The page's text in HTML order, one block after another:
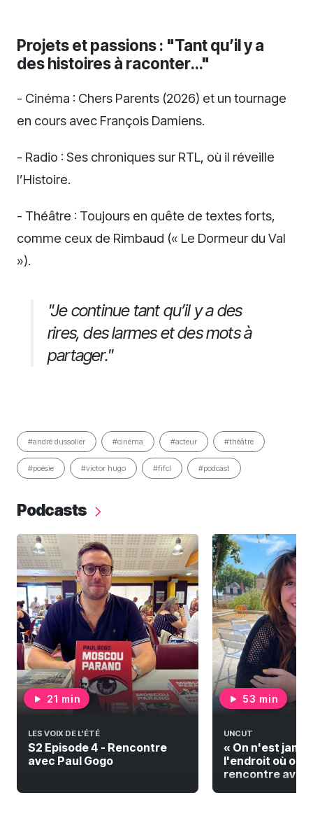
Projets et passions : "Tant qu’il y a
des histoires à raconter…"
- Cinéma : Chers Parents (2026) et un tournage
en cours avec François Damiens.
- Radio : Ses chroniques sur RTL, où il réveille
l’Histoire.
- Théâtre : Toujours en quête de textes forts,
comme ceux de Rimbaud (« Le Dormeur du Val
»).
"Je continue tant qu’il y a des
rires, des larmes et des mots à
partager."
#andré dussolier #cinéma #acteur #théâtre
#poésie #victor hugo #fifcl #podcast
Podcasts
21 min
LES VOIX DE L'ÉTÉ
S2 Episode 4 - Rencontre
avec Paul Gogo
53 min
UNCUT
« On n'est
l'endroit où on
rencontre avec